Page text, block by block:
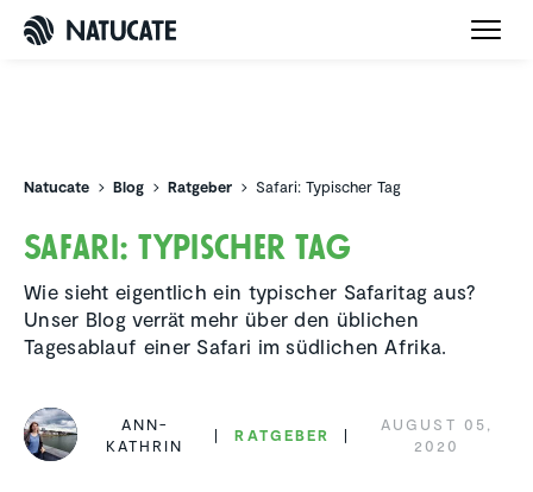
Natucate Blog Ratgeber Safari: Typischer Tag
Safari: Typischer Tag
Wie sieht eigentlich ein typischer Safaritag aus?
Unser Blog verrät mehr über den üblichen
Tagesablauf einer Safari im südlichen Afrika.
ANN-
KATHRIN
RATGEBER
AUGUST 05,
2020